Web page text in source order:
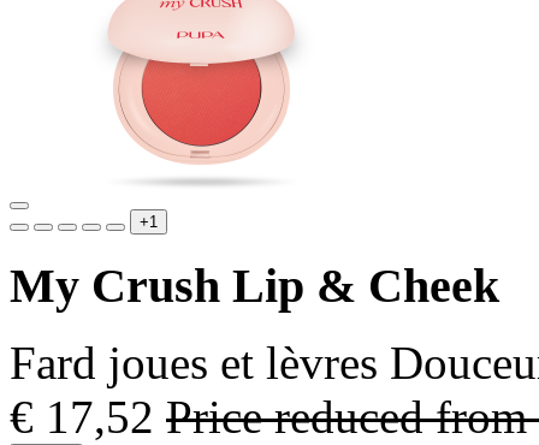
+1
My Crush Lip & Cheek
Fard joues et lèvres
€ 17,52 Price reduced from